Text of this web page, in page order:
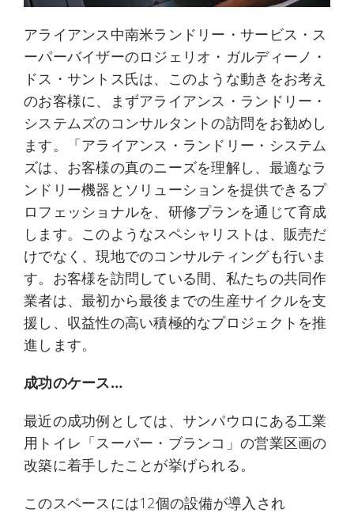
アライアンス中南米ランドリー・サービス・ス
ーパーバイザーのロジェリオ・ガルディーノ・
ドス・サントス氏は、このような動きをお考え
のお客様に、まずアライアンス・ランドリー・
システムズのコンサルタントの訪問をお勧めし
ます。「アライアンス・ランドリー・システム
ズは、お客様の真のニーズを理解し、最適なラ
ンドリー機器とソリューションを提供できるプ
ロフェッショナルを、研修プランを通じて育成
します。このようなスペシャリストは、販売だ
けでなく、現地でのコンサルティングも行いま
す。お客様を訪問している間、私たちの共同作
業者は、最初から最後までの生産サイクルを支
援し、収益性の高い積極的なプロジェクトを推
進します。
成功のケース…
最近の成功例としては、サンパウロにある工業
用トイレ「スーパー・ブランコ」の営業区画の
改築に着手したことが挙げられる。
このスペースには12個の設備が導入され